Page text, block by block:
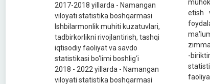
2017-2018 yillarda - Namangan
viloyati statistika boshqarmasi
Ishbilarmonlik muhiti kuzatuvlari,
tadbirkorlikni rivojlantirish, tashqi
iqtisodiy faoliyat va savdo
statistikasi bo‘limi boshlig‘i
2018 - 2022 yillarda - Namangan
viloyati statistika boshqarmasi
etish
-